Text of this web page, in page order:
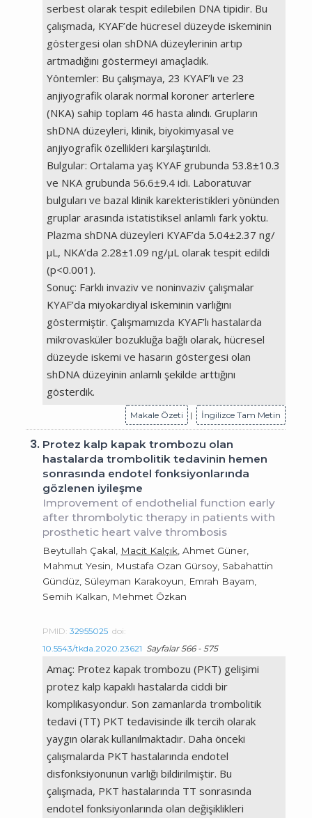
serbest olarak tespit edilebilen DNA tipidir. Bu
çalışmada, KYAF’de hücresel düzeyde iskeminin
göstergesi olan shDNA düzeylerinin artıp
artmadığını göstermeyi amaçladık.
Yöntemler: Bu çalışmaya, 23 KYAF’lı ve 23
anjiyografik olarak normal koroner arterlere
(NKA) sahip toplam 46 hasta alındı. Grupların
shDNA düzeyleri, klinik, biyokimyasal ve
anjiyografik özellikleri karşılaştırıldı.
Bulgular: Ortalama yaş KYAF grubunda 53.8±10.3
ve NKA grubunda 56.6±9.4 idi. Laboratuvar
bulguları ve bazal klinik karekteristikleri yönünden
gruplar arasında istatistiksel anlamlı fark yoktu.
Plazma shDNA düzeyleri KYAF’da 5.04±2.37 ng/
µL, NKA’da 2.28±1.09 ng/µL olarak tespit edildi
(p<0.001).
Sonuç: Farklı invaziv ve noninvaziv çalışmalar
KYAF’da miyokardiyal iskeminin varlığını
göstermiştir. Çalışmamızda KYAF’lı hastalarda
mikrovasküler bozukluğa bağlı olarak, hücresel
düzeyde iskemi ve hasarın göstergesi olan
shDNA düzeyinin anlamlı şekilde arttığını
gösterdik.
Makale Özeti | İngilizce Tam Metin
3. Protez kalp kapak trombozu olan
hastalarda trombolitik tedavinin hemen
sonrasında endotel fonksiyonlarında
gözlenen iyileşme
Improvement of endothelial function early
after thrombolytic therapy in patients with
prosthetic heart valve thrombosis
Beytullah Çakal, Macit Kalçık , Ahmet Güner,
Mahmut Yesin, Mustafa Ozan Gürsoy, Sabahattin
Gündüz, Süleyman Karakoyun, Emrah Bayam,
Semih Kalkan, Mehmet Özkan
PMID:32955025 doi:
10.5543/tkda.2020.23621 Sayfalar 566 - 575
Amaç: Protez kapak trombozu (PKT) gelişimi
protez kalp kapaklı hastalarda ciddi bir
komplikasyondur. Son zamanlarda trombolitik
tedavi (TT) PKT tedavisinde ilk tercih olarak
yaygın olarak kullanılmaktadır. Daha önceki
çalışmalarda PKT hastalarında endotel
disfonksiyonunun varlığı bildirilmiştir. Bu
çalışmada, PKT hastalarında TT sonrasında
endotel fonksiyonlarında olan değişiklikleri